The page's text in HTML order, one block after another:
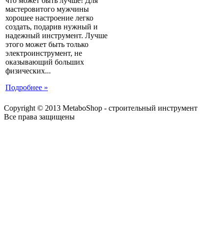
мастеровитого мужчины
хорошее настроение легко
создать, подарив нужный и
надежный инструмент. Лучше
этого может быть только
электроинструмент, не
оказывающий больших
физических...
Подробнее »
Copyright © 2013 MetaboShop - строительный инструмент
Все права защищены